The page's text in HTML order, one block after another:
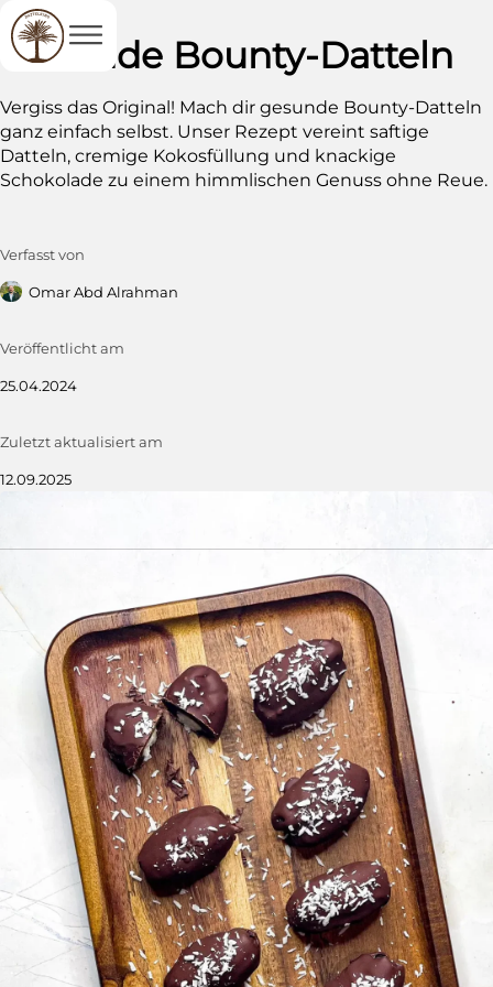
Gesunde Bounty-Datteln
Vergiss das Original! Mach dir gesunde Bounty-Datteln
ganz einfach selbst. Unser Rezept vereint saftige
Datteln, cremige Kokosfüllung und knackige
Schokolade zu einem himmlischen Genuss ohne Reue.
Verfasst von
Omar Abd Alrahman
Veröffentlicht am
25.04.2024
Zuletzt aktualisiert am
12.09.2025
zum Blog